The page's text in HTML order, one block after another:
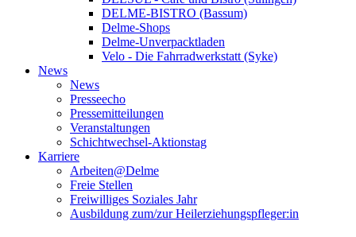
DELME-BISTRO (Bassum)
Delme-Shops
Delme-Unverpacktladen
Velo - Die Fahrradwerkstatt (Syke)
News
News
Presseecho
Pressemitteilungen
Veranstaltungen
Schichtwechsel-Aktionstag
Karriere
Arbeiten@Delme
Freie Stellen
Freiwilliges Soziales Jahr
Ausbildung zum/zur Heilerziehungspfleger:in